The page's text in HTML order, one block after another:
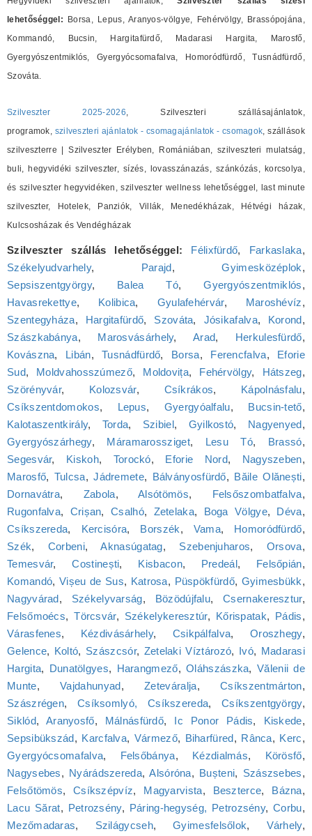
lehetőséggel: Borsa, Lepus, Aranyos-völgye, Fehérvölgy, Brassópojána,
Kommandó, Bucsin, Hargitafürdő, Madarasi Hargita, Marosfő,
Gyergyószentmiklós, Gyergyócsomafalva, Homoródfürdő, Tusnádfürdő,
Szováta.
Szilveszter 2025-2026, Szilveszteri szállásajánlatok,
programok, szilveszteri ajánlatok - csomagajánlatok - csomagok, szállások
szilveszterre | Szilveszter Erélyben, Romániában, szilveszteri mulatság,
buli, hegyvidéki szilveszter, sízés, lovasszánazás, szánkózás, korcsolya,
és szilveszter hegyvidéken, szilveszter wellness lehetőséggel, last minute
szilveszter, Hotelek, Panziók, Villák, Menedékházak, Hétvégi házak,
Kulcsosházak és Vendégházak
Szilveszter szállás lehetőséggel: Félixfürdő, Farkaslaka,
Székelyudvarhely, Parajd,Gyimesközéplok,
Sepsiszentgyörgy, Balea Tó,Gyergyószentmiklós,
Havasrekettye, Kolibica, Gyulafehérvár, Maroshévíz,
Szentegyháza, Hargitafürdő, Szováta, Jósikafalva, Korond,
Szászkabánya, Marosvásárhely, Arad, Herkulesfürdő,
Kovászna, Libán,Tusnádfürdő, Borsa, Ferencfalva, Eforie
Sud, Moldvahosszúmező, Moldovița, Fehérvölgy, Hátszeg,
Szörényvár, Kolozsvár, Csíkrákos, Kápolnásfalu,
Csíkszentdomokos, Lepus, Gyergyóalfalu, Bucsin-tető,
Kalotaszentkirály, Torda, Szibiel, Gyilkostó, Nagyenyed,
Gyergyószárhegy, Máramarossziget, Lesu Tó, Brassó,
Segesvár, Kiskoh, Torockó, Eforie Nord, Nagyszeben,
Marosfő, Tulcsa,Jádremete, Bálványosfürdő, Băile Olănești,
Dornavátra, Zabola,Alsótömös, Felsőszombatfalva,
Rugonfalva, Crișan,Csalhó, Zetelaka, Boga Völgye, Déva,
Csíkszereda, Kercisóra, Borszék, Vama, Homoródfürdő,
Szék, Corbeni,Aknasúgatag, Szebenjuharos, Orsova,
Temesvár,Costinești, Kisbacon, Predeál, Felsőpián,
Komandó, Vișeu de Sus, Katrosa, Püspökfürdő, Gyimesbükk,
Nagyvárad, Székelyvarság, Bözödújfalu,Csernakeresztur,
Felsőmoécs,Törcsvár, Székelykeresztúr, Kőrispatak, Pádis,
Várasfenes, Kézdivásárhely, Csikpálfalva, Oroszhegy,
Gelence, Koltó, Szászcsór, Zetelaki Víztározó, Ivó, Madarasi
Hargita, Dunatölgyes, Harangmező,Oláhszászka, Vălenii de
Munte,Vajdahunyad,Zeteváralja,Csíkszentmárton,
Szászrégen, Csíksomlyó, Csíkszereda,Csíkszentgyörgy,
Siklód, Aranyosfő, Málnásfürdő, Ic Ponor Pádis, Kiskede,
Sepsibükszád, Karcfalva, Vármező, Biharfüred, Rânca, Kerc,
Gyergyócsomafalva, Felsőbánya, Kézdialmás, Körösfő,
Nagysebes, Nyárádszereda,Alsóróna, Bușteni, Szászsebes,
Felsőtömös, Csíkszépvíz, Magyarvista, Beszterce, Bázna,
Lacu Sărat, Petrozsény, Páring-hegység, Petrozsény,Corbu,
Mezőmadaras, Szilágycseh,Gyimesfelsőlok, Várhely,